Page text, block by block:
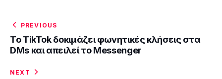
PREVIOUS
Το TikTok δοκιμάζει φωνητικές κλήσεις στα
DMs και απειλεί το Messenger
NEXT